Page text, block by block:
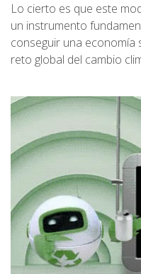
Lo cierto es que este
un instrumento
conseguir una economía
reto global del cambio